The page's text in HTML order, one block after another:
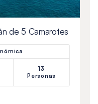
de 5 Camarotes
13
Personas